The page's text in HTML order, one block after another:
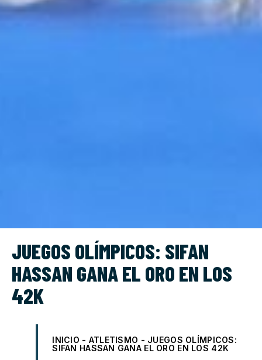
JUEGOS OLÍMPICOS: SIFAN
HASSAN GANA EL ORO EN LOS
42K
INICIO - ATLETISMO - JUEGOS OLÍMPICOS:
SIFAN HASSAN GANA EL ORO EN LOS 42K